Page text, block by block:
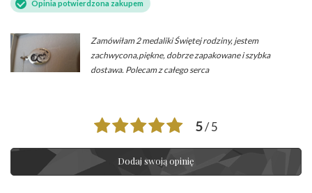
Opinia potwierdzona zakupem
Zamówiłam 2 medaliki Świętej rodziny, jestem
zachwycona,piękne, dobrze zapakowane i szybka
dostawa. Polecam z całego serca
5/ 5
Dodaj swoją opinię